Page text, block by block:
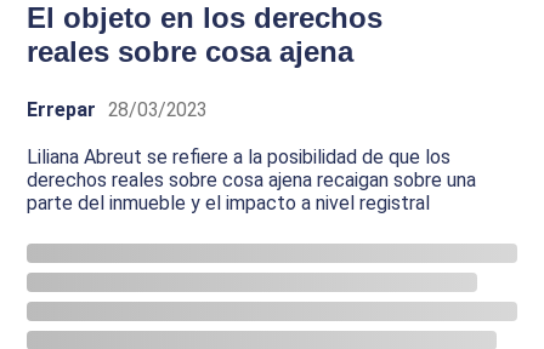
El objeto en los derechos
reales sobre cosa ajena
Errepar 28/03/2023
Liliana Abreut se refiere a la posibilidad de que los
derechos reales sobre cosa ajena recaigan sobre una
parte del inmueble y el impacto a nivel registral